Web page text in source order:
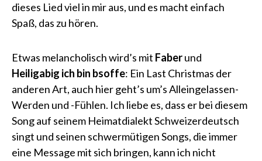
dieses Lied viel in mir aus, und es macht einfach
Spaß, das zu hören.
Etwas melancholisch wird’s mit Faberund
Heiligabig ich bin bsoffe: Ein Last Christmas der
anderen Art, auch hier geht’s um’s Alleingelassen-
Werden und -Fühlen. Ich liebe es, dass er bei diesem
Song auf seinem Heimatdialekt Schweizerdeutsch
singt und seinen schwermütigen Songs, die immer
eine Message mit sich bringen, kann ich nicht